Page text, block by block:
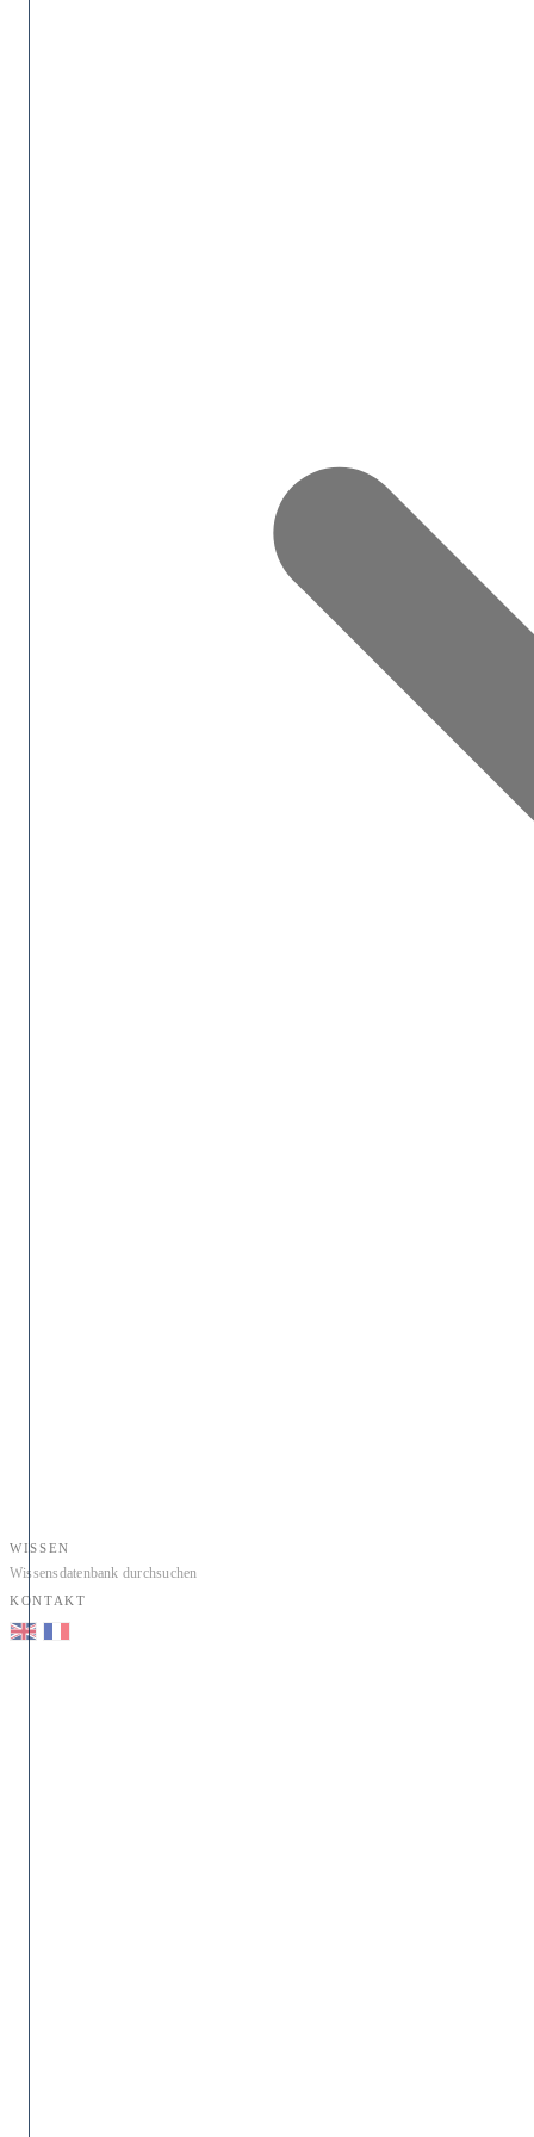
WISSEN
Wissensdatenbank durchsuchen
KONTAKT